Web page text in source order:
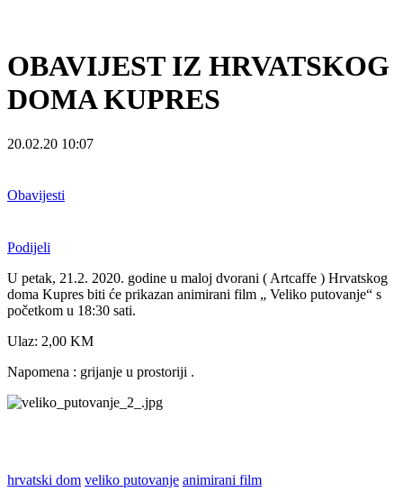
OBAVIJEST IZ HRVATSKOG
DOMA KUPRES
20.02.20 10:07
Obavijesti
Podijeli
U petak, 21.2. 2020. godine u maloj dvorani ( Artcaffe ) Hrvatskog
doma Kupres biti će prikazan animirani film „ Veliko putovanje“ s
početkom u 18:30 sati.
Ulaz: 2,00 KM
Napomena : grijanje u prostoriji .
hrvatski dom veliko putovanje animirani film